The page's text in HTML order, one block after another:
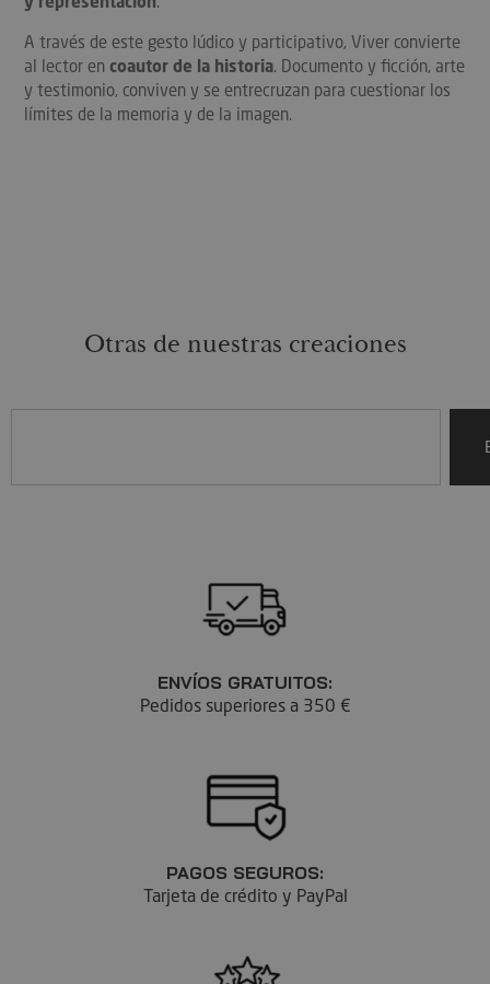
A través de este gesto lúdico y participativo, Viver convierte
al lector en coautor de la historia. Documento y ficción, arte
y testimonio, conviven y se entrecruzan para cuestionar los
límites de la memoria y de la imagen.
Otras de nuestras creaciones
ENVÍOS GRATUITOS:
Pedidos superiores a 350 €
PAGOS SEGUROS:
Tarjeta de crédito y PayPal